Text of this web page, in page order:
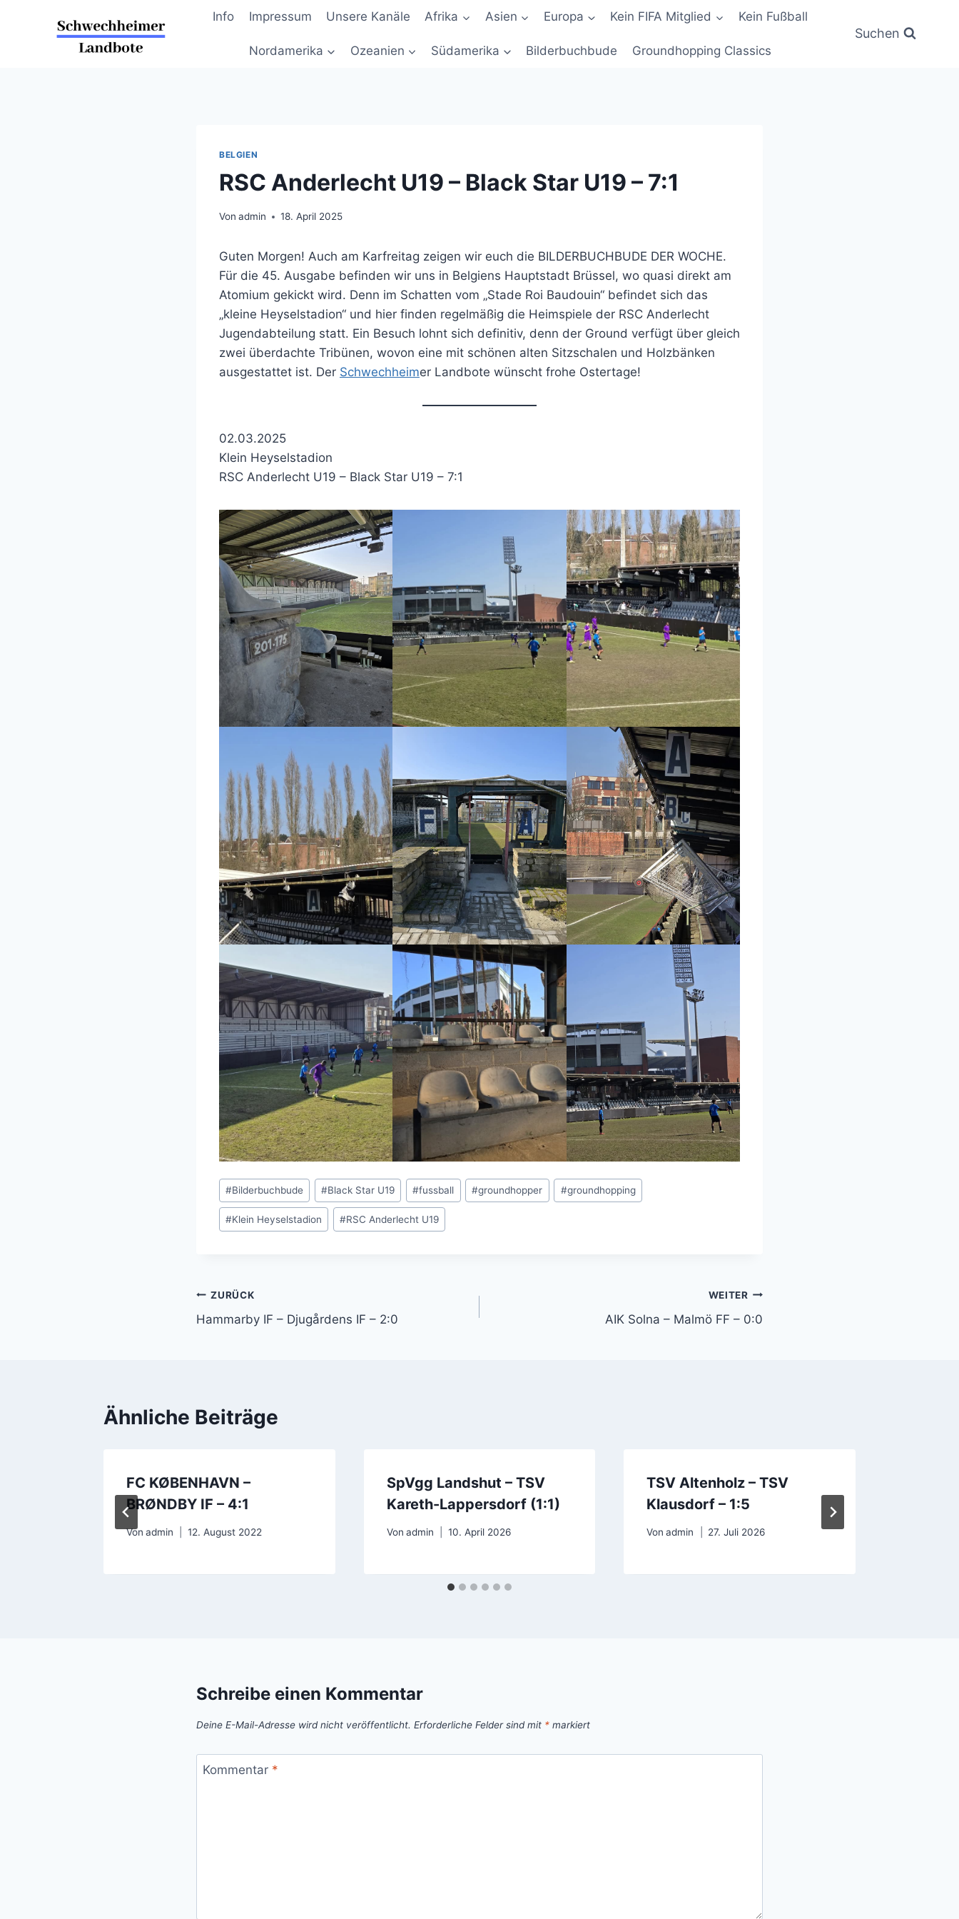
Info Impressum Unsere Kanäle Afrika Asien Europa Kein FIFA Mitglied Kein Fußball
Nordamerika Ozeanien Südamerika Bilderbuchbude Groundhopping Classics
Suchen
BELGIEN
RSC Anderlecht U19 – Black Star U19 – 7:1
Von admin 18. April 2025
Guten Morgen! Auch am Karfreitag zeigen wir euch die BILDERBUCHBUDE DER WOCHE.
Für die 45. Ausgabe befinden wir uns in Belgiens Hauptstadt Brüssel, wo quasi direkt am
Atomium gekickt wird. Denn im Schatten vom „Stade Roi Baudouin“ befindet sich das
„kleine Heyselstadion“ und hier finden regelmäßig die Heimspiele der RSC Anderlecht
Jugendabteilung statt. Ein Besuch lohnt sich definitiv, denn der Ground verfügt über gleich
zwei überdachte Tribünen, wovon eine mit schönen alten Sitzschalen und Holzbänken
ausgestattet ist. Der Schwechheimer Landbote wünscht frohe Ostertage!
02.03.2025
Klein Heyselstadion
RSC Anderlecht U19 – Black Star U19 – 7:1
Schlagworte:
#Bilderbuchbude #Black Star U19 #fussball #groundhopper #groundhopping
#Klein Heyselstadion #RSC Anderlecht U19
Beitragsnavigation
ZURÜCK
Hammarby IF – Djugårdens IF – 2:0
WEITER
AIK Solna – Malmö FF – 0:0
Ähnliche Beiträge
FC KØBENHAVN –
BRØNDBY IF – 4:1
Von admin 12. August 2022
SpVgg Landshut – TSV
Kareth-Lappersdorf (1:1)
Von admin 10. April 2026
TSV Altenholz – TSV
Klausdorf – 1:5
Von admin 27. Juli 2026
Schreibe einen Kommentar
Deine E-Mail-Adresse wird nicht veröffentlicht. Erforderliche Felder sind mit * markiert
Kommentar *